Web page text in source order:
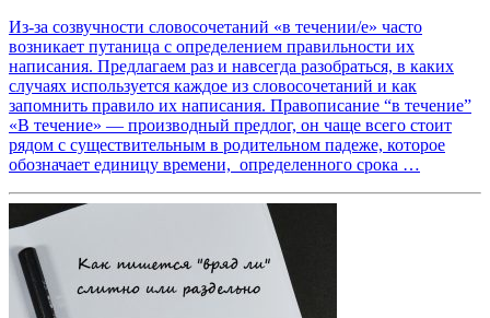
Из-за созвучности словосочетаний «в течении/е» часто
возникает путаница с определением правильности их
написания. Предлагаем раз и навсегда разобраться, в каких
случаях используется каждое из словосочетаний и как
запомнить правило их написания. Правописание “в течение”
«В течение» — производный предлог, он чаще всего стоит
рядом с существительным в родительном падеже, которое
обозначает единицу времени, определенного срока …